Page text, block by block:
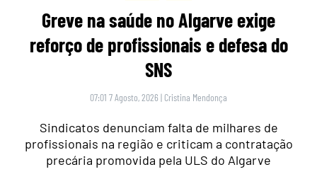
Greve na saúde no Algarve exige
reforço de profissionais e defesa do
SNS
07:01 7 Agosto, 2026 | Cristina Mendonça
Sindicatos denunciam falta de milhares de
profissionais na região e criticam a contratação
precária promovida pela ULS do Algarve